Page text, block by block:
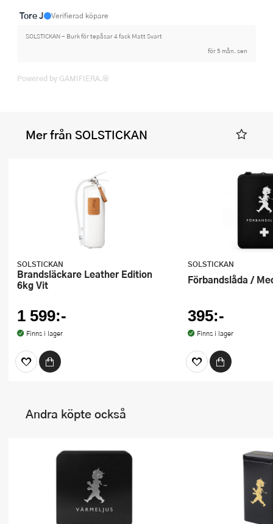
Tore J Verifierad köpare
SOLSTICKAN - Burk för tepåsar 4 fack Matt Svart
för 5 mån. sen
Powered by GAMIFIERA.®
Mer från SOLSTICKAN
SOLSTICKAN
Brandsläckare Leather Edition
6kg Vit
1 599:-
Finns i lager
SOLSTICKAN
Förbandslåda /
395:-
Finns i lager
Andra köpte också